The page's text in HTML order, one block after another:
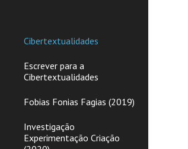
Cibertextualidades
Escrever para a
Cibertextualidades
Fobias Fonias Fagias (2019)
Investigação
Experimentação Criação